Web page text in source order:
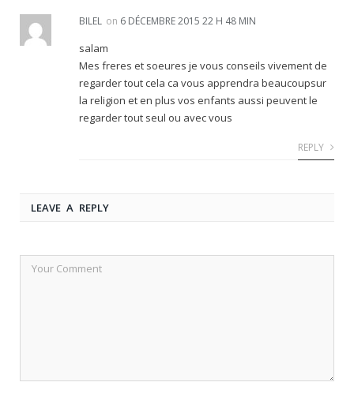
BILEL on 6 DÉCEMBRE 2015 22 H 48 MIN
salam
Mes freres et soeures je vous conseils vivement de
regarder tout cela ca vous apprendra beaucoupsur
la religion et en plus vos enfants aussi peuvent le
regarder tout seul ou avec vous
REPLY
LEAVE A REPLY